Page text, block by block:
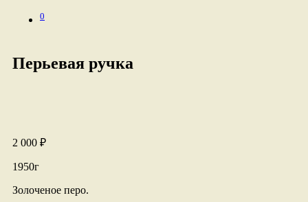
0
Перьевая ручка
2 000 ₽
1950г
Золоченое перо.